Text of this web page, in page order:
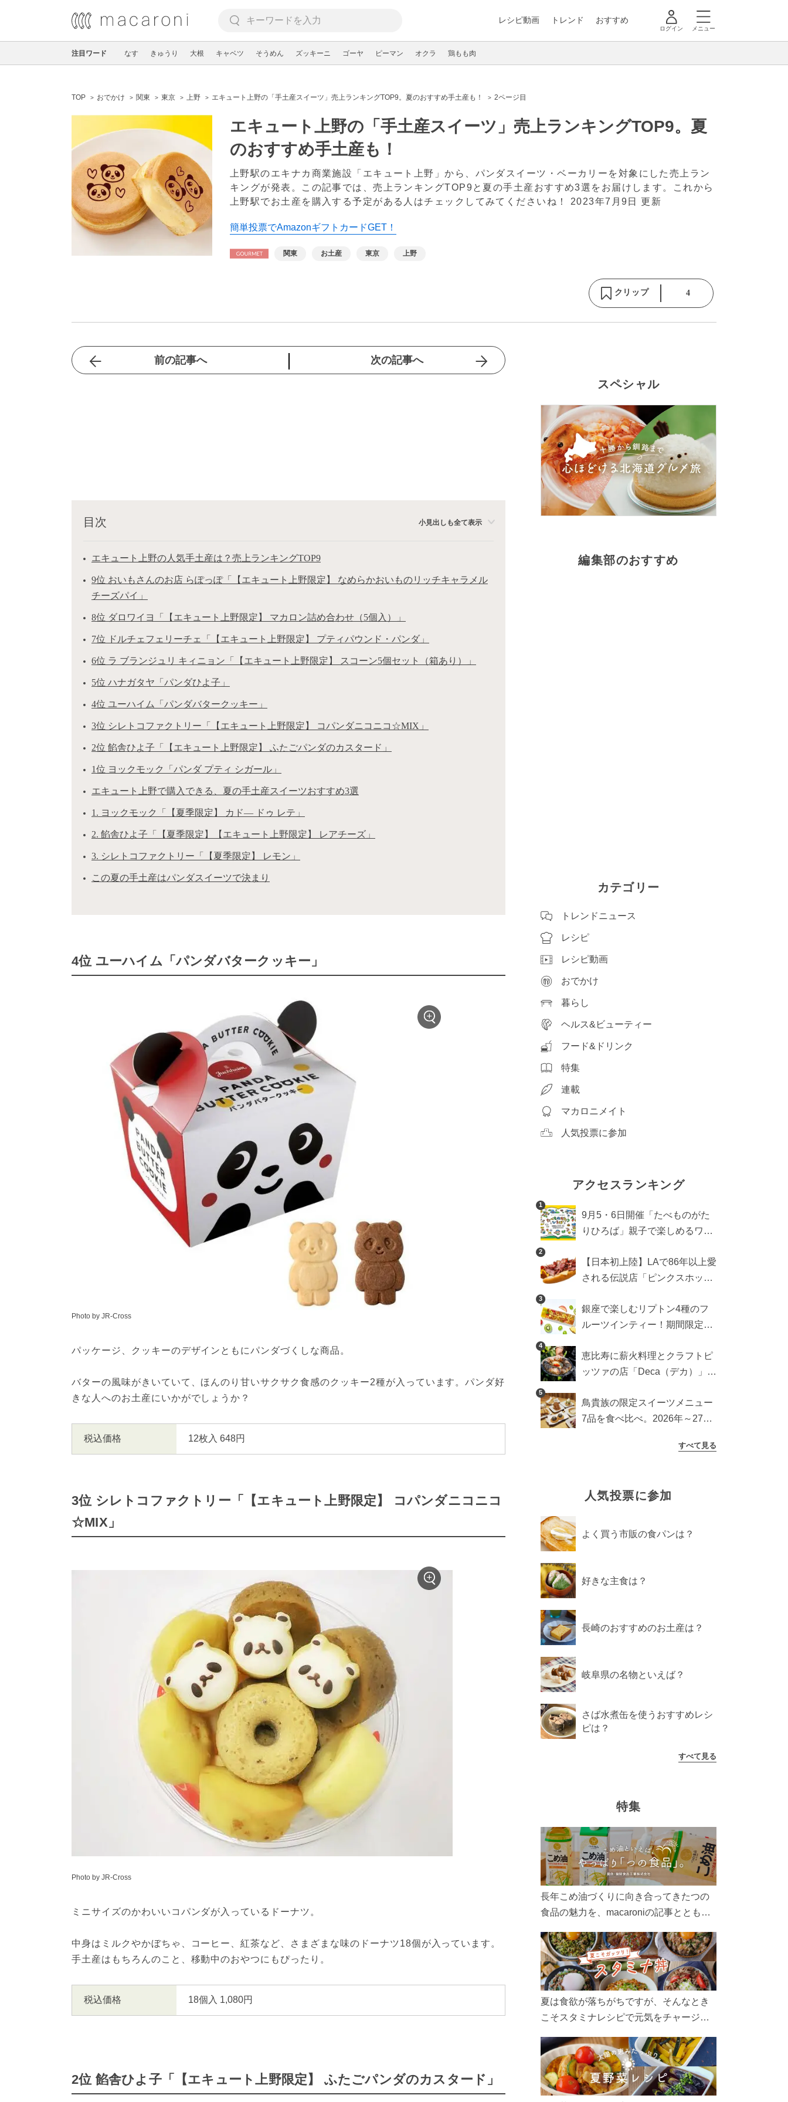
レシピ動画 トレンド おすすめ
ログイン メニュー
注目ワード なす きゅうり 大根 キャベツ そうめん ズッキーニ ゴーヤ ピーマン オクラ 鶏もも肉
TOP おでかけ 関東 東京 上野 エキュート上野の「手土産スイーツ」売上ランキングTOP9。夏のおすすめ手土産も！ 2ページ目
エキュート上野の「手土産スイーツ」売上ランキングTOP9。夏
のおすすめ手土産も！
上野駅のエキナカ商業施設「エキュート上野」から、パンダスイーツ・ベーカリーを対象にした売上ラン
キングが発表。この記事では、売上ランキングTOP9と夏の手土産おすすめ3選をお届けします。これから
上野駅でお土産を購入する予定がある人はチェックしてみてくださいね！ 2023年7月9日 更新
簡単投票でAmazonギフトカードGET！
関東 お土産 東京 上野
クリップ 4
前の記事へ 次の記事へ
目次 小見出しも全て表示
エキュート上野の人気手土産は？売上ランキングTOP9
9位 おいもさんのお店 らぽっぽ「【エキュート上野限定】 なめらかおいものリッチキャラメル
チーズパイ」
8位 ダロワイヨ「【エキュート上野限定】 マカロン詰め合わせ（5個入）」
7位 ドルチェフェリーチェ「【エキュート上野限定】 プティパウンド・パンダ」
6位 ラ ブランジュリ キィニョン「【エキュート上野限定】 スコーン5個セット（箱あり）」
5位 ハナガタヤ「パンダひよ子」
4位 ユーハイム「パンダバタークッキー」
3位 シレトコファクトリー「【エキュート上野限定】 コパンダニコニコ☆MIX」
2位 餡舎ひよ子「【エキュート上野限定】 ふたごパンダのカスタード」
1位 ヨックモック「パンダ プティ シガール」
エキュート上野で購入できる、夏の手土産スイーツおすすめ3選
1. ヨックモック「【夏季限定】 カド― ドゥ レテ」
2. 餡舎ひよ子「【夏季限定】【エキュート上野限定】 レアチーズ」
3. シレトコファクトリー「【夏季限定】 レモン」
この夏の手土産はパンダスイーツで決まり
4位 ユーハイム「パンダバタークッキー」
Photo by JR-Cross
パッケージ、クッキーのデザインともにパンダづくしな商品。
バターの風味がきいていて、ほんのり甘いサクサク食感のクッキー2種が入っています。パンダ好
きな人へのお土産にいかがでしょうか？
税込価格 12枚入 648円
3位 シレトコファクトリー「【エキュート上野限定】 コパンダニコニコ
☆MIX」
Photo by JR-Cross
ミニサイズのかわいいコパンダが入っているドーナツ。
中身はミルクやかぼちゃ、コーヒー、紅茶など、さまざまな味のドーナツ18個が入っています。
手土産はもちろんのこと、移動中のおやつにもぴったり。
税込価格 18個入 1,080円
2位 餡舎ひよ子「【エキュート上野限定】 ふたごパンダのカスタード」
スペシャル
編集部のおすすめ
カテゴリー
トレンドニュース
レシピ
レシピ動画
おでかけ
暮らし
ヘルス&ビューティー
フード&ドリンク
特集
連載
マカロニメイト
人気投票に参加
アクセスランキング
1
9月5・6日開催「たべものがた
りひろば」親子で楽しめるワー
ーなどをご紹介
2
【日本初上陸】LAで86年以上愛
される伝説店「ピンクスホット
ットドッグブーム到来!?
3
銀座で楽しむリプトン4種のフ
ルーツインティー！期間限定キ
4
恵比寿に薪火料理とクラフトピ
ッツァの店「Deca（デカ）」が
ストラン
5
鳥貴族の限定スイーツメニュー
7品を食べ比べ。2026年～27年
すべて見る
人気投票に参加
よく買う市販の食パンは？
好きな主食は？
長崎のおすすめのお土産は？
岐阜県の名物といえば？
さば水煮缶を使うおすすめレシ
ピは？
すべて見る
特集
長年こめ油づくりに向き合ってきたつの
食品の魅力を、macaroniの記事とともに
ん、製造現場や品質へのこだわりまで。
こめ油をもっと好きになるコンテンツを
ぜひお楽しみください。
夏は食欲が落ちがちですが、そんなとき
こそスタミナレシピで元気をチャージ！
リ食べて、夏バテを吹き飛ばしましょ
う！